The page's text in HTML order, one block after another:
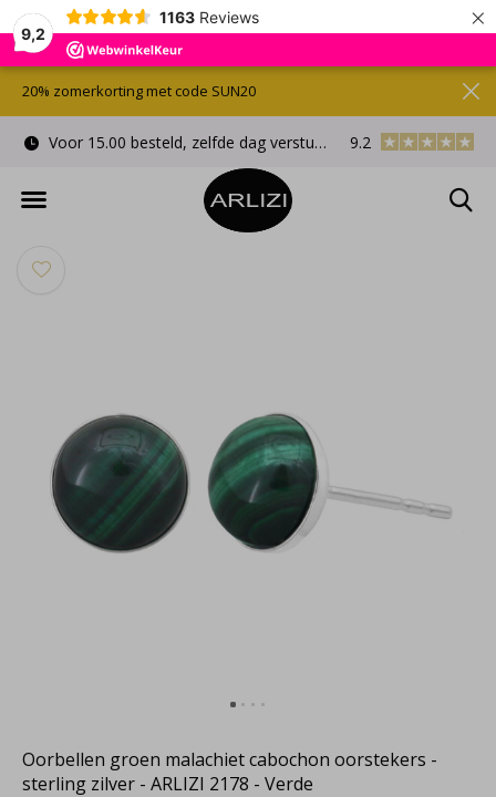
9,2
1163 Reviews ×
Voor 15.00 besteld, zelfde dag verstuurd Gratis
9.2
20% zomerkorting met code SUN20
Oorbellen groen malachiet cabochon oorstekers -
sterling zilver - ARLIZI 2178 - Verde